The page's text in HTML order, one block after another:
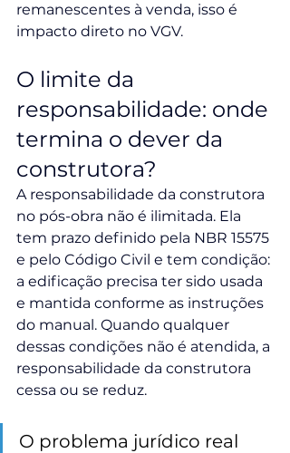
remanescentes à venda, isso é
impacto direto no VGV.
O limite da
responsabilidade: onde
termina o dever da
construtora?
A responsabilidade da construtora
no pós-obra não é ilimitada. Ela
tem prazo definido pela NBR 15575
e pelo Código Civil e tem condição:
a edificação precisa ter sido usada
e mantida conforme as instruções
do manual. Quando qualquer
dessas condições não é atendida, a
responsabilidade da construtora
cessa ou se reduz.
O problema jurídico real